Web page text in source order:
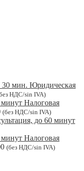
Юридическая
НДС/sin IVA)
Налоговая
(без НДС/sin IVA)
до 60 минут
Налоговая
(без НДС/sin IVA)